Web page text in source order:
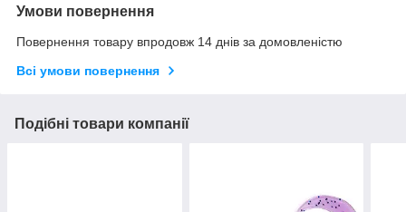
Умови повернення
Повернення товару впродовж 14 днів за домовленістю
Всі умови повернення
Подібні товари компанії